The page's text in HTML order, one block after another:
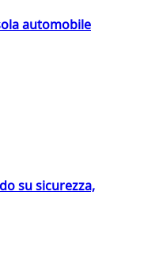
automobile
su sicurezza,